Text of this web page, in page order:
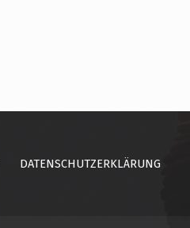
DATENSCHUTZERKLÄRUNG